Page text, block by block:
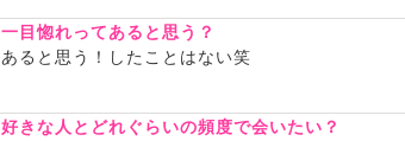
一目惚れってあると思う？
あると思う！したことはない笑
好きな人とどれぐらいの頻度で会いたい？